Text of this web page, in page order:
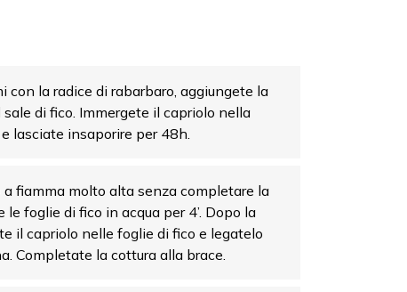
con la radice di rabarbaro, aggiungete la
di fico. Immergete il capriolo nella
lasciate insaporire per 48h.
a fiamma molto alta senza completare la
foglie di fico in acqua per 4’. Dopo la
il capriolo nelle foglie di fico e legatelo
Completate la cottura alla brace.